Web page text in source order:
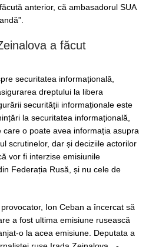
anterior, că ambasadorul SUA
a făcut
securitatea informațională,
dreptului la libera
securității informaționale este
la securitatea informațională,
o poate avea informația asupra
scrutinelor, dar și deciziile actorilor
vor fi interzise emisiunile
Federația Rusă, și nu cele de
Ion Ceban a încercat să
a fost ultima emisiune rusească
o la acea emisiune. Deputata a